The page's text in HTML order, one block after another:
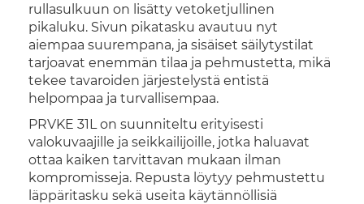
rullasulkuun on lisätty vetoketjullinen
pikaluku. Sivun pikatasku avautuu nyt
aiempaa suurempana, ja sisäiset säilytystilat
tarjoavat enemmän tilaa ja pehmustetta, mikä
tekee tavaroiden järjestelystä entistä
helpompaa ja turvallisempaa.
PRVKE 31L on suunniteltu erityisesti
valokuvaajille ja seikkailijoille, jotka haluavat
ottaa kaiken tarvittavan mukaan ilman
kompromisseja. Repusta löytyy pehmustettu
läppäritasku sekä useita käytännöllisiä